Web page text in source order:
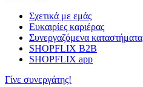
Σχετικά με εμάς
Ευκαιρίες καριέρας
Συνεργαζόμενα καταστήματα
SHOPFLIX B2B
SHOPFLIX app
Γίνε συνεργάτης!